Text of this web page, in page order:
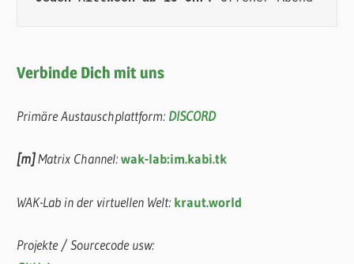
Verbinde Dich mit uns
Primäre Austauschplattform: DISCORD
[m]Matrix Channel:wak-lab:im.kabi.tk
WAK-Lab in der virtuellen Welt: kraut.world
Projekte / Sourcecode usw: